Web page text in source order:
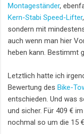
Montageständer,
Kern-Stabi Speed-Lifter
sondern mit
auch wenn man hier
heben kann. Bestimmt
Letztlich hatte ich
Bewertung des Bike-
entschieden. Und was
und sicher. Für 409 €
nochmal so um die 15